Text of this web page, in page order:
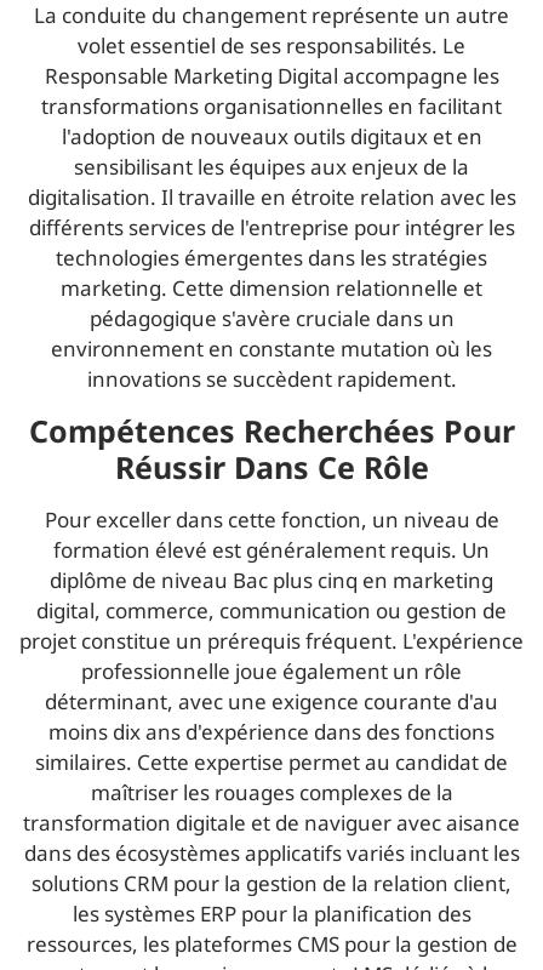
La conduite du changement représente un autre
volet essentiel de ses responsabilités. Le
Responsable Marketing Digital accompagne les
transformations organisationnelles en facilitant
l'adoption de nouveaux outils digitaux et en
sensibilisant les équipes aux enjeux de la
digitalisation. Il travaille en étroite relation avec les
différents services de l'entreprise pour intégrer les
technologies émergentes dans les stratégies
marketing. Cette dimension relationnelle et
pédagogique s'avère cruciale dans un
environnement en constante mutation où les
innovations se succèdent rapidement.
Compétences Recherchées Pour
Réussir Dans Ce Rôle
Pour exceller dans cette fonction, un niveau de
formation élevé est généralement requis. Un
diplôme de niveau Bac plus cinq en marketing
digital, commerce, communication ou gestion de
projet constitue un prérequis fréquent. L'expérience
professionnelle joue également un rôle
déterminant, avec une exigence courante d'au
moins dix ans d'expérience dans des fonctions
similaires. Cette expertise permet au candidat de
maîtriser les rouages complexes de la
transformation digitale et de naviguer avec aisance
dans des écosystèmes applicatifs variés incluant les
solutions CRM pour la gestion de la relation client,
les systèmes ERP pour la planification des
ressources, les plateformes CMS pour la gestion de